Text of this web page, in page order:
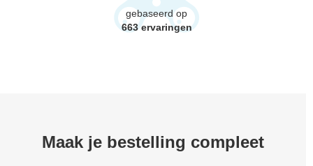
gebaseerd op
663 ervaringen
Maak je bestelling compleet